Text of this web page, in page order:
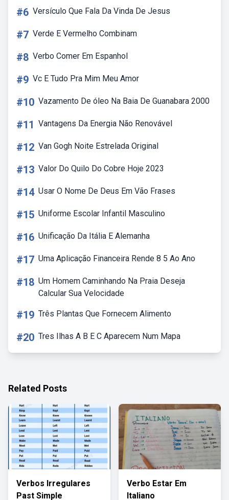
#6 Versículo Que Fala Da Vinda De Jesus
#7 Verde E Vermelho Combinam
#8 Verbo Comer Em Espanhol
#9 Vc E Tudo Pra Mim Meu Amor
#10 Vazamento De óleo Na Baia De Guanabara 2000
#11 Vantagens Da Energia Não Renovável
#12 Van Gogh Noite Estrelada Original
#13 Valor Do Quilo Do Cobre Hoje 2023
#14 Usar O Nome De Deus Em Vão Frases
#15 Uniforme Escolar Infantil Masculino
#16 Unificação Da Itália E Alemanha
#17 Uma Aplicação Financeira Rende 8 5 Ao Ano
#18 Um Homem Caminhando Na Praia Deseja
Calcular Sua Velocidade
#19 Três Plantas Que Fornecem Alimento
#20 Tres Ilhas A B E C Aparecem Num Mapa
Related Posts
Verbos Irregulares
Past Simple
Verbo Estar Em
Italiano